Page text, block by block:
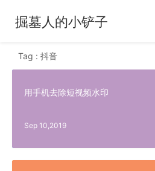
掘墓人的小铲子
Tag : 抖音
用手机去除短视频水印
Sep 10,2019